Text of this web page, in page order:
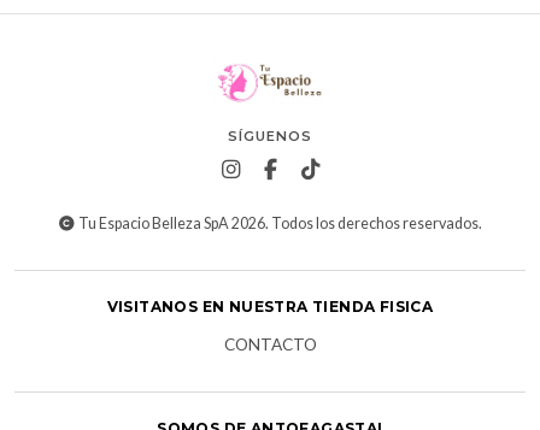
SÍGUENOS
Tu Espacio Belleza SpA 2026. Todos los derechos reservados.
VISITANOS EN NUESTRA TIENDA FISICA
CONTACTO